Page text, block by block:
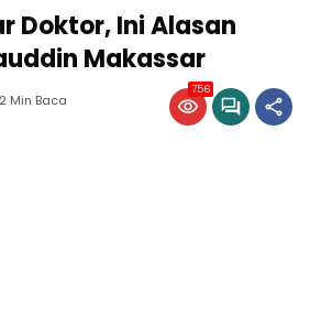
Doktor, Ini Alasan
Makassar
2 Min Baca
756